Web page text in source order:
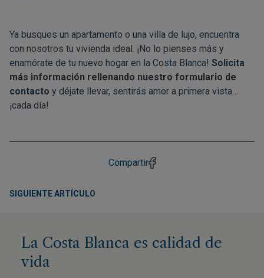
Ya busques un apartamento o una villa de lujo, encuentra
con nosotros tu vivienda ideal. ¡No lo pienses más y
enamórate de tu nuevo hogar en la Costa Blanca! Solicita
más información rellenando nuestro formulario de
contacto y déjate llevar, sentirás amor a primera vista…
¡cada día!
Compartir
SIGUIENTE ARTÍCULO
La Costa Blanca es calidad de
vida